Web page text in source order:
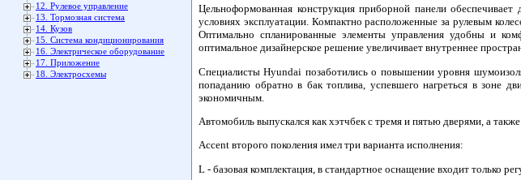
12. Рулевое управление
13. Тормозная система
14. Кузов
15. Система кондиционирования
16. Электрическое оборудование
17. Приложение
18. Электросхемы
Цельноформованная конструкция приборной панели
условиях эксплуатации. Компактно расположенные за рулевым
Оптимально спланированные элементы управления удобны и
оптимальное дизайнерское решение увеличивает внутреннее
Специалисты Hyundai позаботились о повышении уровня
попаданию обратно в бак топлива, успевшего нагреться в зоне
экономичным.
Автомобиль выпускался как хэтчбек с тремя и пятью дверями, а также
Accent второго поколения имел три варианта исполнения:
L - базовая комплектация, в стандартное оснащение входит только